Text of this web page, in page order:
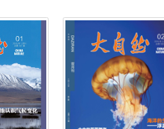
所在位置：大自然杂志>
期刊检索 标题
期刊年度: 2026年